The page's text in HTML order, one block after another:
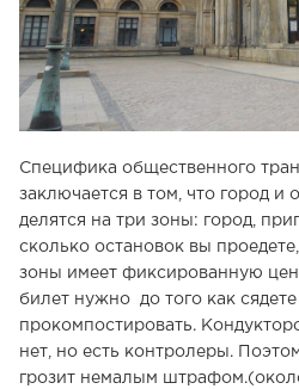
Специфика общественного
заключается в том, что город и
делятся на три зоны: город,
сколько остановок вы
зоны имеет фиксированную
билет нужно до того как
прокомпостировать.
нет, но есть контролеры.
грозит немалым